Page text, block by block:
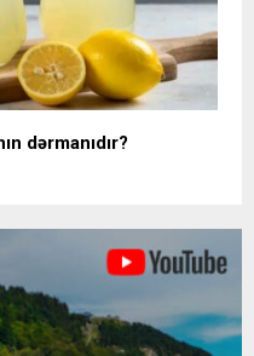
dərmanıdır?